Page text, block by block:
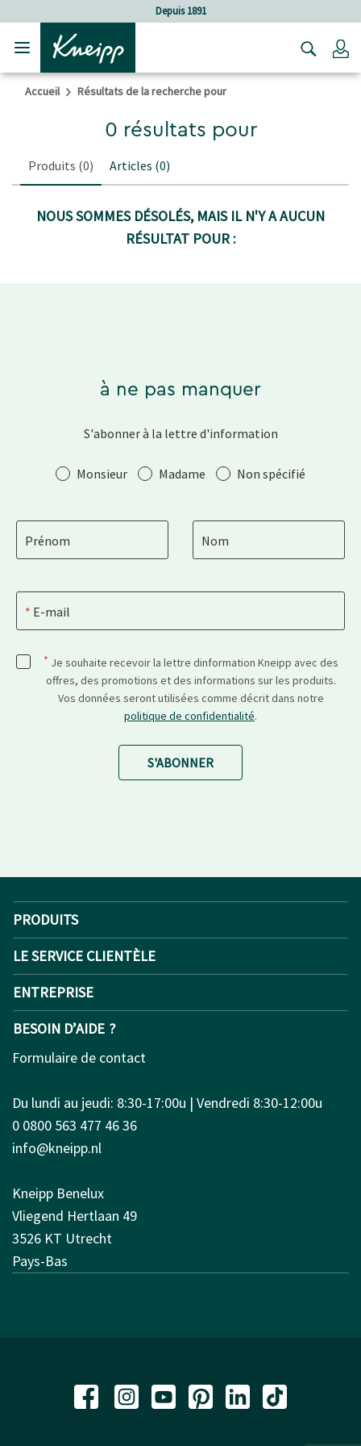
Sauter au contenu du pied de page
Depuis 1891
Accueil Résultats de la recherche pour
0 résultats pour
Produits (0) Articles (0)
NOUS SOMMES DÉSOLÉS, MAIS IL N'Y A AUCUN
RÉSULTAT POUR :
à ne pas manquer
S'abonner à la lettre d'information
SalutationMonsieur Madame Non spécifié
Prénom Nom
E-mail
* Je souhaite recevoir la lettre dinformation Kneipp avec des
offres, des promotions et des informations sur les produits.
Vos données seront utilisées comme décrit dans notre
politique de confidentialité.
S'ABONNER
PRODUITS
LE SERVICE CLIENTÈLE
ENTREPRISE
BESOIN D’AIDE ?
Formulaire de contact
Du lundi au jeudi: 8:30-17:00u | Vendredi 8:30-12:00u
0 0800 563 477 46 36
info@kneipp.nl
Kneipp Benelux
Vliegend Hertlaan 49
3526 KT Utrecht
Pays-Bas